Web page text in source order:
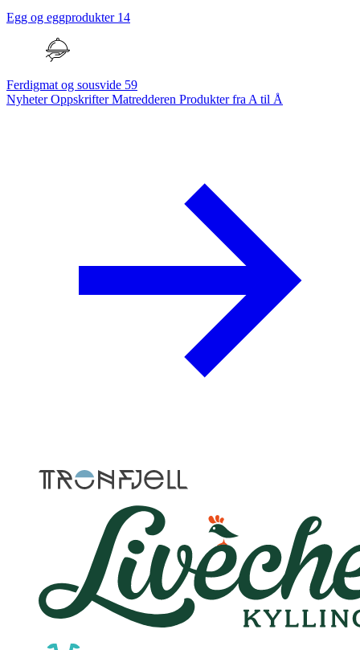
Egg og eggprodukter 14
Ferdigmat og sousvide 59
NyheterOppskrifterMatredderen Produkter fra A til Å